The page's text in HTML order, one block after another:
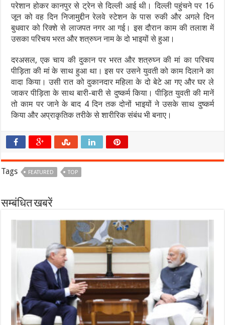
परेशान होकर कानपुर से ट्रेन से दिल्ली आई थी। दिल्ली पहुंचने पर 16
जून को वह दिन निजामुद्दीन रेलवे स्टेशन के पास रुकी और अगले दिन
बुधवार को रिक्शे से लाजपत नगर आ गई। इस दौरान काम की तलाश में
उसका परिचय भरत और शत्रुघ्न नाम के दो भाइयों से हुआ।
दरअसल, एक चाय की दुकान पर भरत और शत्रुघ्न की मां का परिचय
पीड़िता की मां के साथ हुआ था। इस पर उसने युवती को काम दिलाने का
वादा किया। उसी रात को दुकानदार महिला के दो बेटे आ गए और घर ले
जाकर पीड़िता के साथ बारी-बारी से दुष्कर्म किया। पीड़ित युवती की मानें
तो काम पर जाने के बाद 4 दिन तक दोनों भाइयों ने उसके साथ दुष्कर्म
किया और अप्राकृतिक तरीके से शारीरिक संबंध भी बनाए।
Tags FEATURED TOP
सम्बंधित खबरें